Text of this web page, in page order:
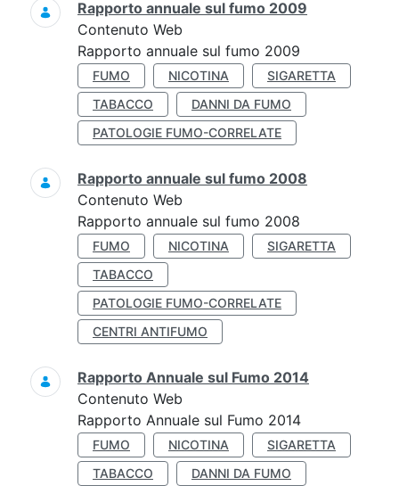
Rapporto annuale sul fumo 2009
Contenuto Web
Rapporto annuale sul fumo 2009
FUMO NICOTINA
SIGARETTA
TABACCO
DANNI DA FUMO
PATOLOGIE FUMO-CORRELATE
Rapporto annuale sul fumo 2008
Contenuto Web
Rapporto annuale sul fumo 2008
FUMO NICOTINA
SIGARETTA
TABACCO
PATOLOGIE FUMO-CORRELATE
CENTRI ANTIFUMO
Rapporto Annuale sul Fumo 2014
Contenuto Web
Rapporto Annuale sul Fumo 2014
FUMO NICOTINA
SIGARETTA
TABACCO
DANNI DA FUMO